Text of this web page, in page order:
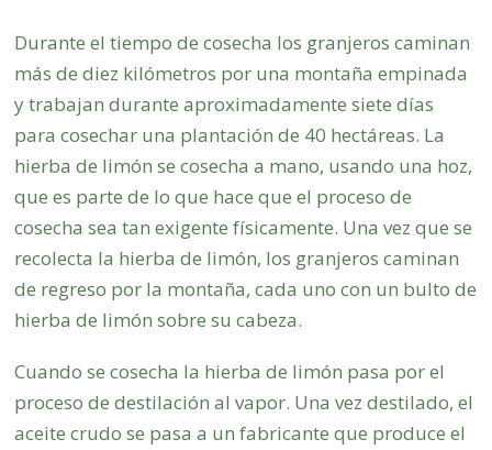
Durante el tiempo de cosecha los granjeros caminan
más de diez kilómetros por una montaña empinada
y trabajan durante aproximadamente siete días
para cosechar una plantación de 40 hectáreas. La
hierba de limón se cosecha a mano, usando una hoz,
que es parte de lo que hace que el proceso de
cosecha sea tan exigente físicamente. Una vez que se
recolecta la hierba de limón, los granjeros caminan
de regreso por la montaña, cada uno con un bulto de
hierba de limón sobre su cabeza.
Cuando se cosecha la hierba de limón pasa por el
proceso de destilación al vapor. Una vez destilado, el
aceite crudo se pasa a un fabricante que produce el